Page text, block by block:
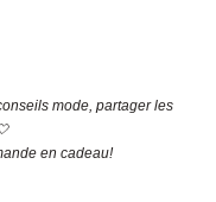
mode, partager les
en cadeau!